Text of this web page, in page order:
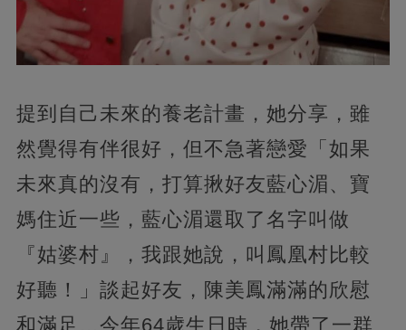
提到自己未來的養老計畫，她分享，雖
然覺得有伴很好，但不急著戀愛「如果
未來真的沒有，打算揪好友藍心湄、寶
媽住近一些，藍心湄還取了名字叫做
『姑婆村』，我跟她說，叫鳳凰村比較
好聽！」談起好友，陳美鳳滿滿的欣慰
和滿足…今年64歲生日時，她帶了一群